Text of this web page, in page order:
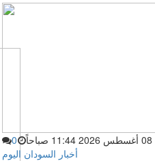
0
أخبار السودان اليوم